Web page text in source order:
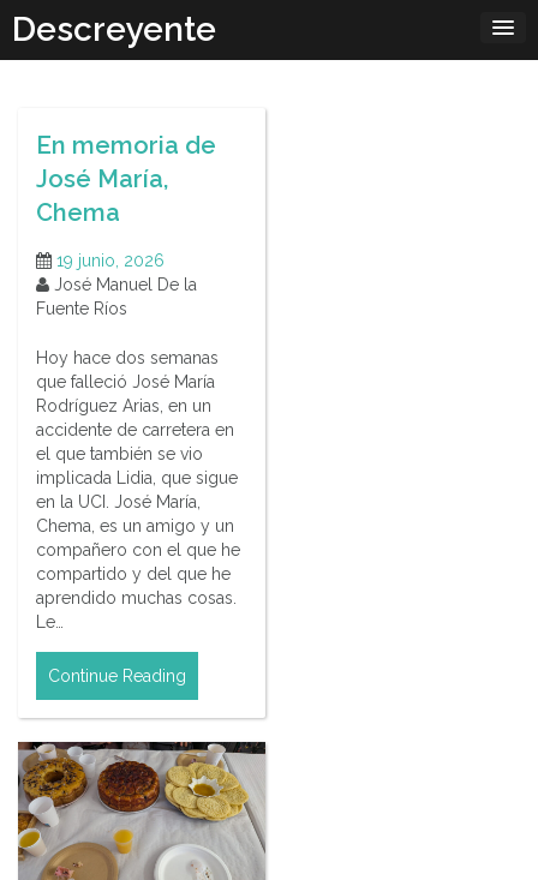
content
Descreyente
En memoria de
José María,
Chema
19 junio, 2026
José Manuel De la
Fuente Ríos
Hoy hace dos semanas
que falleció José María
Rodríguez Arias, en un
accidente de carretera en
el que también se vio
implicada Lidia, que sigue
en la UCI. José María,
Chema, es un amigo y un
compañero con el que he
compartido y del que he
aprendido muchas cosas.
Le…
Continue Reading